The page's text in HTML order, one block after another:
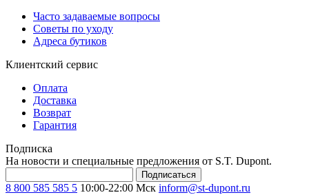
Часто задаваемые вопросы
Советы по уходу
Адреса бутиков
Клиентский сервис
Оплата
Доставка
Возврат
Гарантия
Подписка
На новости и специальные предложения от S.T. Dupont.
Подписаться
8 800 585 585 5 10:00-22:00 Мск inform@st-dupont.ru